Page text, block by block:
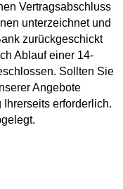
Vertragsabschluss
unterzeichnet und
zurückgeschickt
Ablauf einer 14-
Sollten Sie
Angebote
erforderlich.